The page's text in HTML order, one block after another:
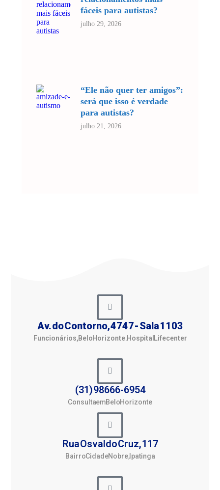
fáceis para autistas?
julho 29, 2026
“Ele não quer ter amigos”:
será que isso é verdade
para autistas?
julho 21, 2026
Av. do Contorno, 4747 - Sala 1103
Funcionários, Belo Horizonte. Hospital Lifecenter
(31) 98666-6954
Consulta em Belo Horizonte
Rua Osvaldo Cruz, 117
Bairro Cidade Nobre, Ipatinga